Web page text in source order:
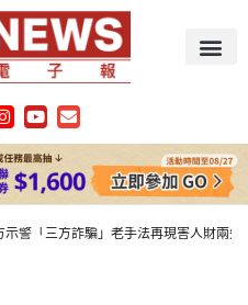
警「三方詐騙」老手法再現害人財兩失